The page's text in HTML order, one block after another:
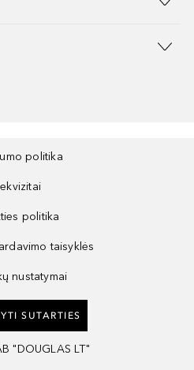
politika
politika
taisyklės
nustatymai
SUTARTIES
"DOUGLAS LT"